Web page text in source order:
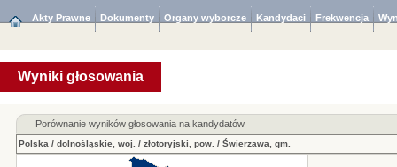
Akty Prawne Dokumenty Organy wyborcze Kandydaci Frekwencja
Wyniki głosowania
Porównanie wyników głosowania na kandydatów
Polska / dolnośląskie, woj. / złotoryjski, pow. / Świerzawa, gm.